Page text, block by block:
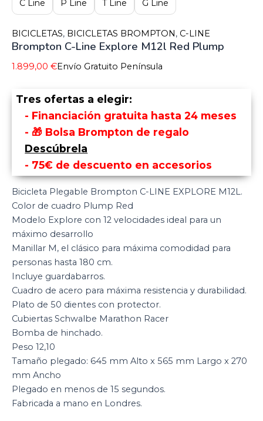
C Line P Line T Line G Line
BICICLETAS, BICICLETAS BROMPTON, C-LINE
Brompton C-Line Explore M12l Red Plump
1.899,00 €Envío Gratuito Península
Tres ofertas a elegir:
- Financiación gratuita hasta 24 meses
- 🎁 Bolsa Brompton de regalo
Descúbrela
- 75€ de descuento en accesorios
Bicicleta Plegable Brompton C-LINE EXPLORE M12L.
Color de cuadro Plump Red
Modelo Explore con 12 velocidades ideal para un
máximo desarrollo
Manillar M, el clásico para máxima comodidad para
personas hasta 180 cm.
Incluye guardabarros.
Cuadro de acero para máxima resistencia y durabilidad.
Plato de 50 dientes con protector.
Cubiertas Schwalbe Marathon Racer
Bomba de hinchado.
Peso 12,10
Tamaño plegado: 645 mm Alto x 565 mm Largo x 270
mm Ancho
Plegado en menos de 15 segundos.
Fabricada a mano en Londres.